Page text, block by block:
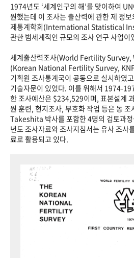
1974년도 ‘세계인구의 해’를 맞이하여
원했는데 이 조사는 출산력에 관한 제 정
제통계학회(International Statistical
관한 범세계적인 규모의 조사 연구 사업이
세계출산력조사(World Fertility Survey,
(Korean National Fertility Survey,
기획원 조사통계국이 공동으로 실시하였
기술자문이 있었다. 이를 위해서 1974-
한 조사예산은 $234,529이며, 표본설계
원 훈련, 현지조사, 부호화 작업 등은 동 조
Takeshita 박사를 포함한 4명의 검토과
년도 조사자료와 조사지침서는 유사 조사
료로 활용되고 있다.